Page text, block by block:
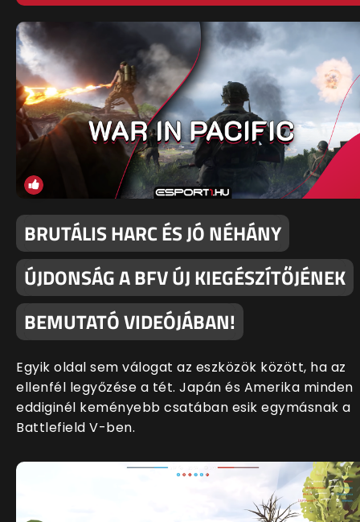
BRUTÁLIS HARC ÉS JÓ NÉHÁNY
ÚJDONSÁG A BFV ÚJ KIEGÉSZÍTŐJÉNEK
BEMUTATÓ VIDEÓJÁBAN!
Egyik oldal sem válogat az eszközök között, ha az
ellenfél legyőzése a tét. Japán és Amerika minden
eddiginél keményebb csatában esik egymásnak a
Battlefield V-ben.